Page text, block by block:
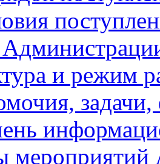
и режим
мероприятий